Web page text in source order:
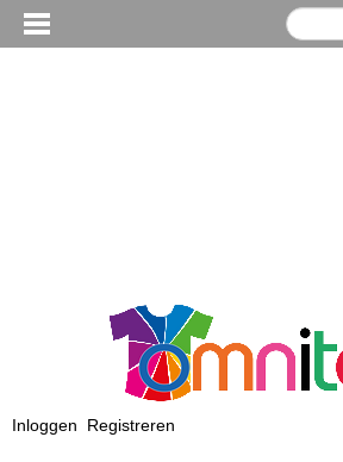
Inloggen Registreren